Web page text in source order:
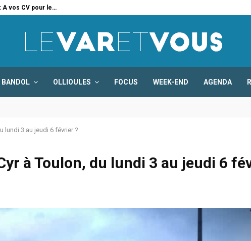
A vos CV pour le…
BANDOL OLLIOULES FOCUS WEEK-END AGENDA
lundi 3 au jeudi 6 février ?
à Toulon, du lundi 3 au jeudi 6